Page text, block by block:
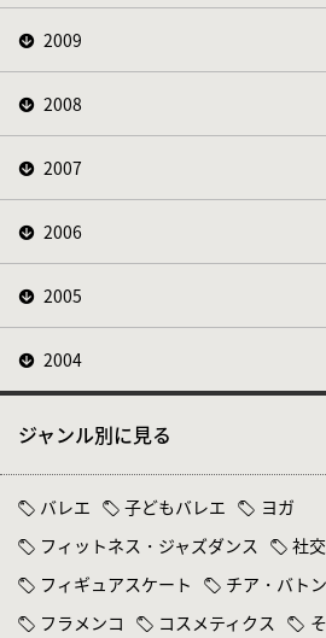
2009
2008
2007
2006
2005
2004
ジャンル別に見る
バレエ 子どもバレエ
ヨガ
フィットネス・ジャズダンス
社
フィギュアスケート
チア・バトン
フラメンコ
コスメティクス